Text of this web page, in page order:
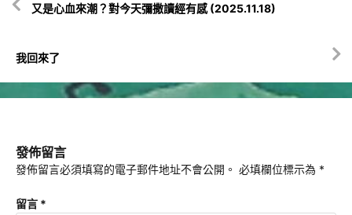
章
又是心血來潮？對今天彌撒讀經有感 (2025.11.18)
我回來了
發佈留言
發佈留言必須填寫的電子郵件地址不會公開。 必填欄位標示為 *
留言 *